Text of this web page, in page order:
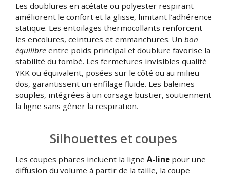
Les doublures en acétate ou polyester respirant
améliorent le confort et la glisse, limitant l’adhérence
statique. Les entoilages thermocollants renforcent
les encolures, ceintures et emmanchures. Un bon
équilibre entre poids principal et doublure favorise la
stabilité du tombé. Les fermetures invisibles qualité
YKK ou équivalent, posées sur le côté ou au milieu
dos, garantissent un enfilage fluide. Les baleines
souples, intégrées à un corsage bustier, soutiennent
la ligne sans gêner la respiration.
Silhouettes et coupes
Les coupes phares incluent la ligne A-line pour une
diffusion du volume à partir de la taille, la coupe